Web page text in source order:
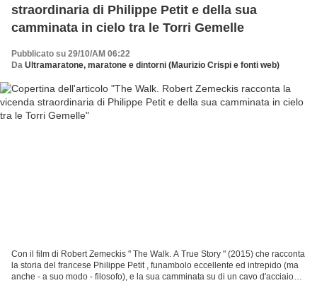
straordinaria di Philippe Petit e della sua
camminata in cielo tra le Torri Gemelle
Pubblicato su 29/10/AM 06:22
Da Ultramaratone, maratone e dintorni (Maurizio Crispi e fonti web)
Con il film di Robert Zemeckis " The Walk. A True Story " (2015) che racconta
la storia del francese Philippe Petit , funambolo eccellente ed intrepido (ma
anche - a suo modo - filosofo), e la sua camminata su di un cavo d'acciaio